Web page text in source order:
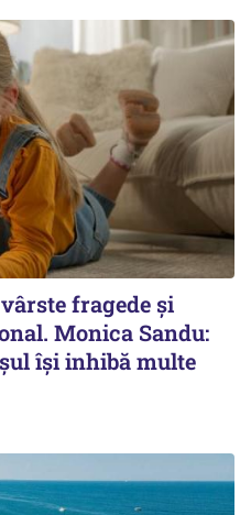
fragede și
Monica Sandu:
își inhibă multe